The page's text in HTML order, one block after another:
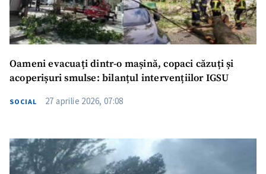
Oameni evacuați dintr-o mașină, copaci căzuți și
acoperișuri smulse: bilanțul intervențiilor IGSU
SOCIAL 27 aprilie 2026, 07:08